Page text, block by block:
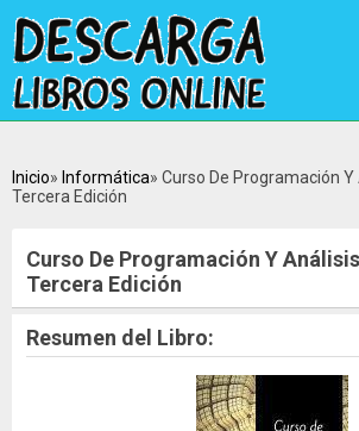
Inicio Informática
Curso De Programación
Tercera Edición
Curso De Programación Y
Tercera Edición
Resumen del Libro: